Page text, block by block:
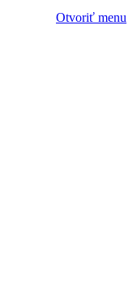
Otvoriť menu